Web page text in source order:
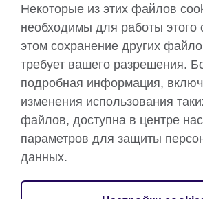
British Council глобально
Privacy and terms of use
Cookies
Карта сайта
© 2026 British Council
Некоторые из этих файлов
необходимы для работы этого
этом сохранение других
требует вашего разрешения.
подробная информация,
изменения использования
файлов, доступна в центре
параметров для защиты
данных.